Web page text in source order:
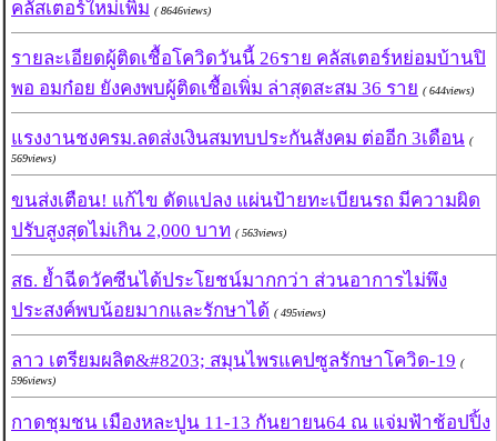
คลัสเตอร์ใหม่เพิ่ม ( 8646views)
รายละเอียดผู้ติดเชื้อโควิดวันนี้ 26ราย คลัสเตอร์หย่อมบ้านปิ
พอ อมก๋อย ยังคงพบผู้ติดเชื้อเพิ่ม ล่าสุดสะสม 36 ราย ( 644views)
แรงงานชงครม.ลดส่งเงินสมทบประกันสังคม ต่ออีก 3เดือน (
569views)
ขนส่งเตือน! แก้ไข ดัดแปลง แผ่นป้ายทะเบียนรถ มีความผิด
ปรับสูงสุดไม่เกิน 2,000 บาท ( 563views)
สธ. ย้ำฉีดวัคซีนได้ประโยชน์มากกว่า ส่วนอาการไม่พึง
ประสงค์พบน้อยมากและรักษาได้ ( 495views)
ลาว เตรียมผลิต&#8203; สมุนไพรแคปซูลรักษาโควิด-19 (
596views)
กาดชุมชน เมืองหละปูน 11-13 กันยายน64 ณ แจ่มฟ้าช้อปปิ้ง